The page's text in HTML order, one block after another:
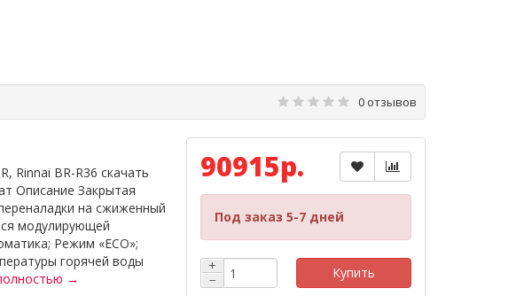
0 отзывов
Rinnai BR-R36 скачать
Описание Закрытая
на сжиженный
модулирующей
Режим «ECO»;
горячей воды
→
90915р.
Под заказ 5-7 дней
+
−
Купить